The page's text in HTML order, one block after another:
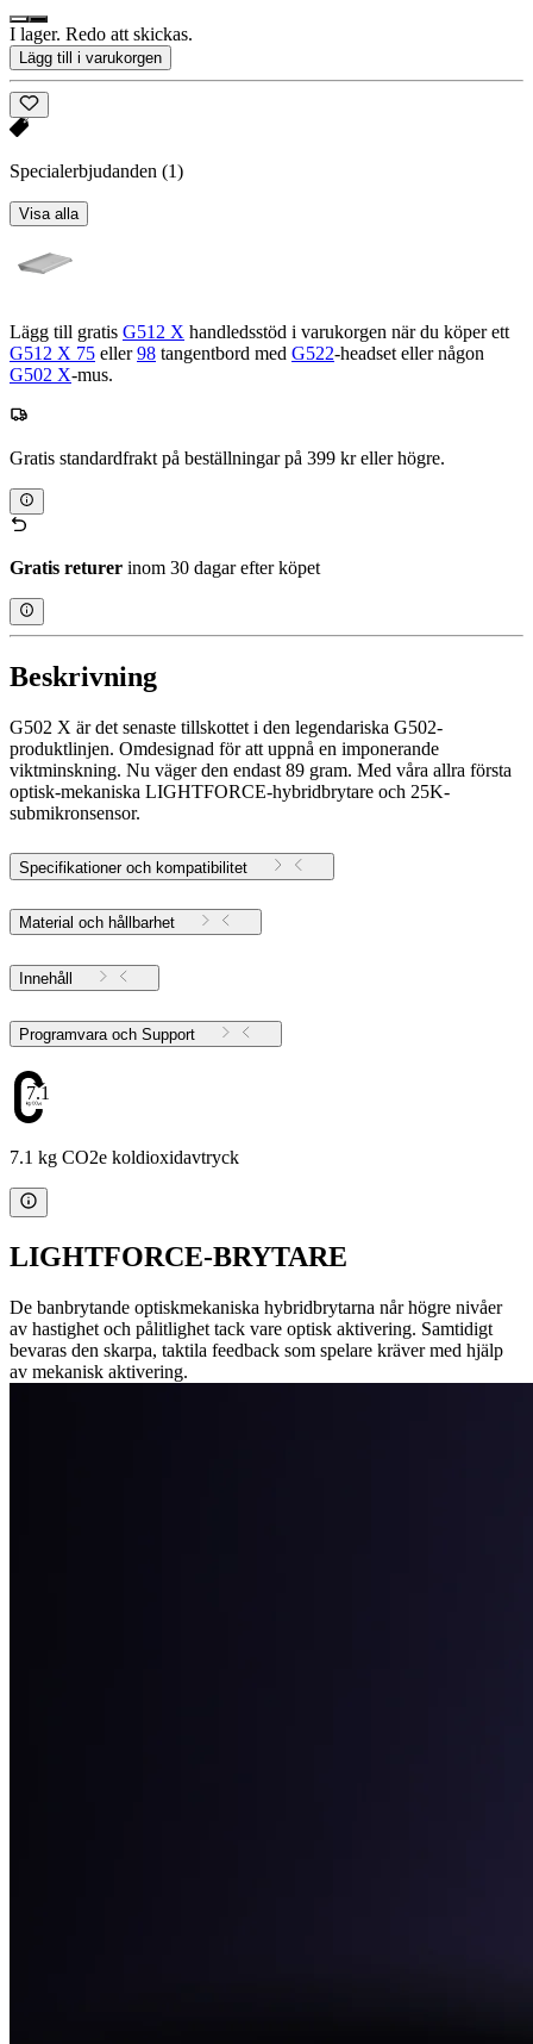
I lager. Redo att skickas.
Lägg till i varukorgen
Specialerbjudanden (1)
Visa alla
Lägg till gratis G512 X handledsstöd i varukorgen när du köper ett
G512 X 75 eller98 tangentbord med G522-headset eller någon
G502 X-mus.
Gratis standardfrakt på beställningar på 399 kr eller högre.
Gratis returer inom 30 dagar efter köpet
Beskrivning
G502 X är det senaste tillskottet i den legendariska G502-
produktlinjen. Omdesignad för att uppnå en imponerande
viktminskning. Nu väger den endast 89 gram. Med våra allra första
optisk-mekaniska LIGHTFORCE-hybridbrytare och 25K-
submikronsensor.
Specifikationer och kompatibilitet
Material och hållbarhet
Innehåll
Programvara och Support
7.1
7.1 kg CO2e koldioxidavtryck
LIGHTFORCE-BRYTARE
De banbrytande optiskmekaniska hybridbrytarna når högre nivåer
av hastighet och pålitlighet tack vare optisk aktivering. Samtidigt
bevaras den skarpa, taktila feedback som spelare kräver med hjälp
av mekanisk aktivering.